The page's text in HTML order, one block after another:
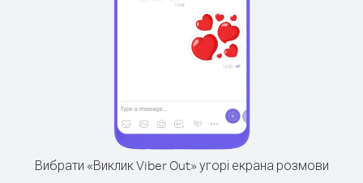
Вибрати «Виклик Viber Out» угорі екрана розмови